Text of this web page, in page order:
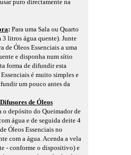
puro directamente na
: Para uma Sala ou Quarto
litros água quente). Junte
de Óleos Essenciais a uma
e disponha num sítio
forma de difundir esta
é muito simples e
um pouco antes da
de Óleos
o depósito do Queimador de
água e de seguida deite 4
Óleos Essenciais no
com a água. Acenda a vela
- conforme o dispositivo) e